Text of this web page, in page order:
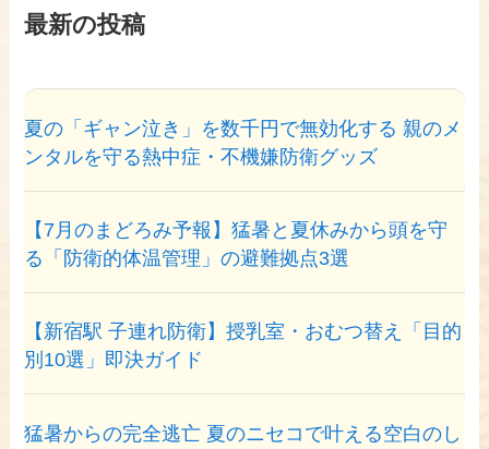
最新の投稿
夏の「ギャン泣き」を数千円で無効化する 親のメ
ンタルを守る熱中症・不機嫌防衛グッズ
【7月のまどろみ予報】猛暑と夏休みから頭を守
る「防衛的体温管理」の避難拠点3選
【新宿駅 子連れ防衛】授乳室・おむつ替え「目的
別10選」即決ガイド
猛暑からの完全逃亡 夏のニセコで叶える空白のし